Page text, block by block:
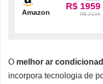
Amazon
R$ 1959
R$ 2199
O melhor ar
incorpora tecnologia de